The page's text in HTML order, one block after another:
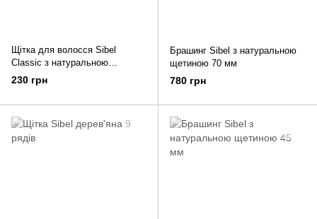
Щітка для волосся Sibel
Classic з натуральною
щетиною 3 ряди 8453782
230 грн
Брашинг Sibel з натуральною
щетиною 70 мм
780 грн